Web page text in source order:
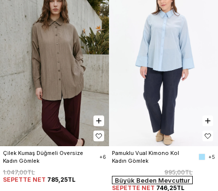
Çilek Kumaş Düğmeli Oversize
Kadın Gömlek
+6
1.047,00TL
SEPETTE NET 785,25TL
Pamuklu Vual Kimono Kol
Kadın Gömlek
+5
995,00TL
Büyük Beden Mevcuttur
SEPETTE NET 746,25TL